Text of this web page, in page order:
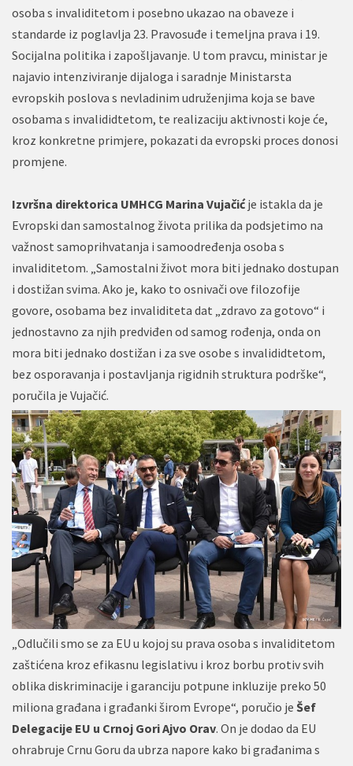
osoba s invaliditetom i posebno ukazao na obaveze i
standarde iz poglavlja 23. Pravosuđe i temeljna prava i 19.
Socijalna politika i zapošljavanje. U tom pravcu, ministar je
najavio intenziviranje dijaloga i saradnje Ministarsta
evropskih poslova s nevladinim udruženjima koja se bave
osobama s invalididtetom, te realizaciju aktivnosti koje će,
kroz konkretne primjere, pokazati da evropski proces donosi
promjene.
Izvršna direktorica UMHCG Marina Vujačićje istakla da je
Evropski dan samostalnog života prilika da podsjetimo na
važnost samoprihvatanja i samoodređenja osoba s
invaliditetom. „Samostalni život mora biti jednako dostupan
i dostižan svima. Ako je, kako to osnivači ove filozofije
govore, osobama bez invaliditeta dat „zdravo za gotovo“ i
jednostavno za njih predviđen od samog rođenja, onda on
mora biti jednako dostižan i za sve osobe s invalididtetom,
bez osporavanja i postavljanja rigidnih struktura podrške“,
poručila je Vujačić.
„Odlučili smo se za EU u kojoj su prava osoba s invaliditetom
zaštićena kroz efikasnu legislativu i kroz borbu protiv svih
oblika diskriminacije i garanciju potpune inkluzije preko 50
miliona građana i građanki širom Evrope“, poručio je Šef
Delegacije EU u Crnoj Gori Ajvo Orav. On je dodao da EU
ohrabruje Crnu Goru da ubrza napore kako bi građanima s